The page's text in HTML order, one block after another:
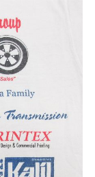
70年代
40年代